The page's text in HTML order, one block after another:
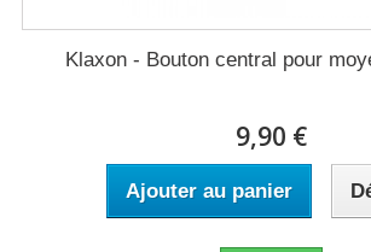
Klaxon - Bouton central pour
9,90 €
Ajouter au panier